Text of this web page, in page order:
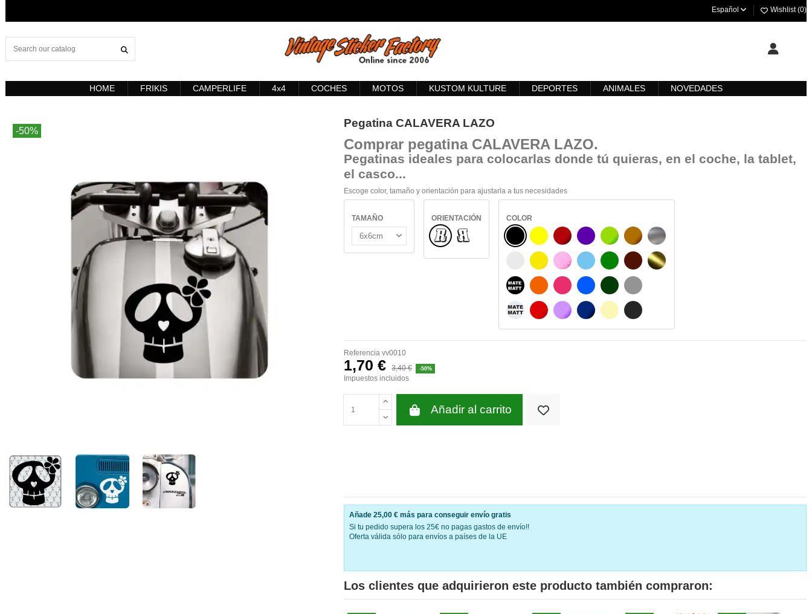
Español Wishlist (0)
HOME FRIKIS CAMPERLIFE 4x4 COCHES MOTOS KUSTOM KULTURE DEPORTES ANIMALES NOVEDADES
-50%
Pegatina CALAVERA LAZO
Comprar pegatina CALAVERA LAZO.
Pegatinas ideales para colocarlas donde tú quieras, en el coche, la tablet,
el casco...
Escoge color, tamaño y orientación para ajustarla a tus necesidades
TAMAÑO
ORIENTACIÓN
NormalReflejado
COLOR
NEGRO
BLANCO
NEGRO MATE
BLANCO MATE
AMARILLO
AMARILLO SENAL
NARANJA
ROJO
BURDEOS
ROSA
FUCSIA
LILA
MORADO
AZUL CIELO
AZUL
AZUL MARINO
VERDE CLARO
VERDE
VERDE OSCURO
BEIGE
AVELLANA
CHOCOLATE
GRIS
GRIS OSCURO
PLATA
ORO
Referencia vv0010
1,70 € 3,40 € -50%
Impuestos incluidos
Añadir al carrito
Añade 25,00 € más para conseguir envío gratis
Si tu pedido supera los 25€ no pagas gastos de envío!!
Oferta válida sólo para envíos a países de la UE
Los clientes que adquirieron este producto también compraron: